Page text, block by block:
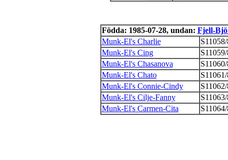
Födda: 1985-07-28, undan: Fjell-
Munk-El's Charlie
Munk-El's Cing
Munk-El's Chasanova
Munk-El's Chato
Munk-El's Connie-Cindy
Munk-El's Cilje-Fanny
Munk-El's Carmen-Cita